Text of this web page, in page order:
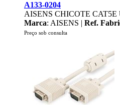
A133-0204
AISENS CHICOTE CAT5E
Marca: AISENS | Ref.
Preço sob consulta